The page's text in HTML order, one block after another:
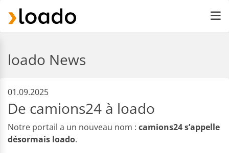
loado News
01.09.2025
De camions24 à loado
Notre portail a un nouveau nom : camions24 s’appelle
désormais loado.